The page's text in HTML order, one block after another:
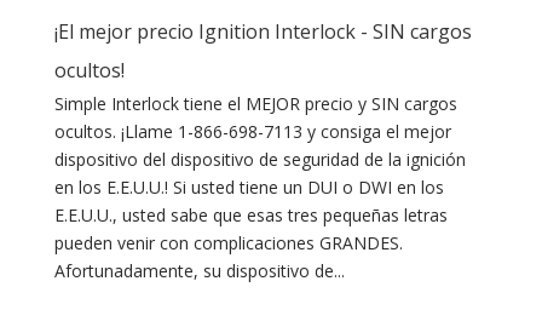
¡El mejor precio Ignition Interlock - SIN cargos
ocultos!
Simple Interlock tiene el MEJOR precio y SIN cargos
ocultos. ¡Llame 1-866-698-7113 y consiga el mejor
dispositivo del dispositivo de seguridad de la ignición
en los E.E.U.U.! Si usted tiene un DUI o DWI en los
E.E.U.U., usted sabe que esas tres pequeñas letras
pueden venir con complicaciones GRANDES.
Afortunadamente, su dispositivo de...